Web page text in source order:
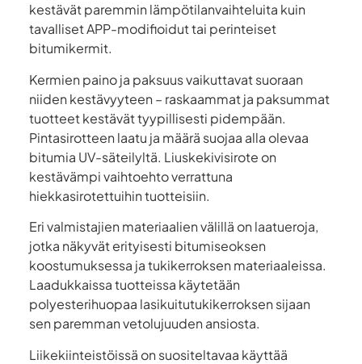
kestävät paremmin lämpötilanvaihteluita kuin
tavalliset APP-modifioidut tai perinteiset
bitumikermit.
Kermien paino ja paksuus vaikuttavat suoraan
niiden kestävyyteen – raskaammat ja paksummat
tuotteet kestävät tyypillisesti pidempään.
Pintasirotteen laatu ja määrä suojaa alla olevaa
bitumia UV-säteilyltä. Liuskekivisirote on
kestävämpi vaihtoehto verrattuna
hiekkasirotettuihin tuotteisiin.
Eri valmistajien materiaalien välillä on laatueroja,
jotka näkyvät erityisesti bitumiseoksen
koostumuksessa ja tukikerroksen materiaaleissa.
Laadukkaissa tuotteissa käytetään
polyesterihuopaa lasikuitutukikerroksen sijaan
sen paremman vetolujuuden ansiosta.
Liikekiinteistöissä on suositeltavaa käyttää